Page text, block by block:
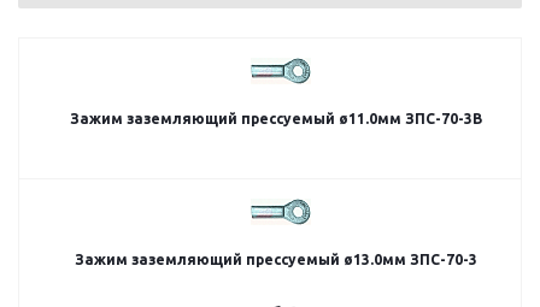
Зажим заземляющий прессуемый ø11.0мм ЗПС-70-3В
Зажим заземляющий прессуемый ø13.0мм ЗПС-70-3